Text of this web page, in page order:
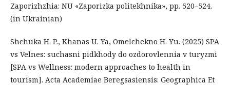
Zaporizhzhia: NU «Zaporizka politekhnika», pp. 520–524.
(in Ukrainian)
Shchuka H. P., Khanas U. Ya, Omelchekno H. Yu. (2025) SPA
vs Velnes: suchasni pidkhody do ozdorovlennia v turyzmi
[SPA vs Wellness: modern approaches to health in
tourism]. Acta Academiae Beregsasiensis: Geographica Et